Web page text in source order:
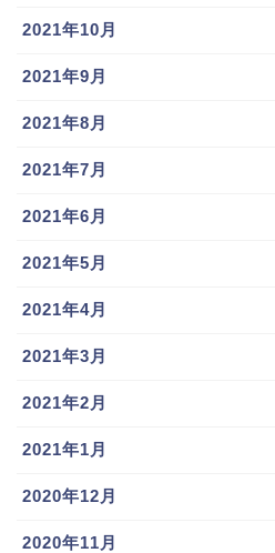
2021年10月
2021年9月
2021年8月
2021年7月
2021年6月
2021年5月
2021年4月
2021年3月
2021年2月
2021年1月
2020年12月
2020年11月